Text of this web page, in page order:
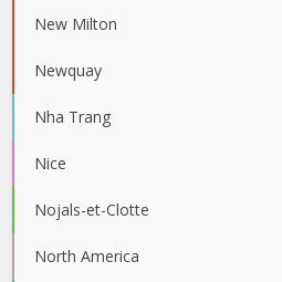
New Milton
Newquay
Nha Trang
Nice
Nojals-et-Clotte
North America